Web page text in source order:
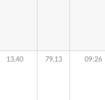
13,40 79,13 09:26